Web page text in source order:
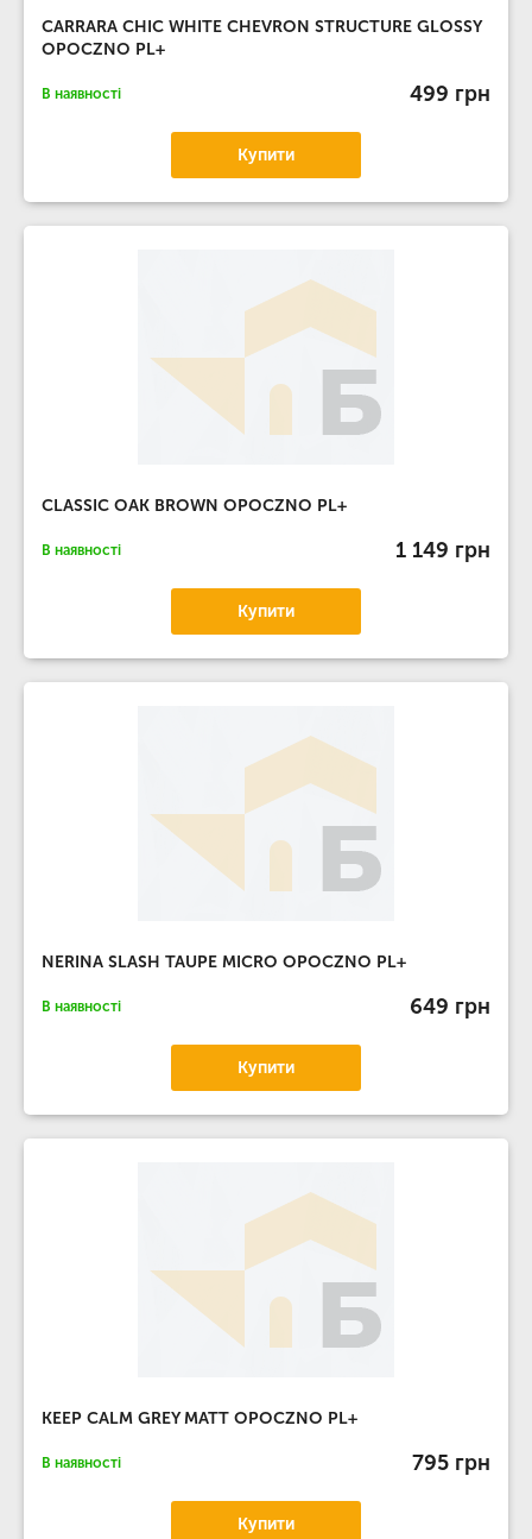
CARRARA CHIC WHITE CHEVRON STRUCTURE GLOSSY
OPOCZNO PL+
В наявності 499 грн
Купити
CLASSIC OAK BROWN OPOCZNO PL+
В наявності 1 149 грн
Купити
NERINA SLASH TAUPE MICRO OPOCZNO PL+
В наявності 649 грн
Купити
KEEP CALM GREY MATT OPOCZNO PL+
В наявності 795 грн
Купити